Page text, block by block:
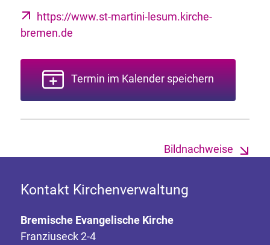
https://www.st-martini-lesum.kirche-
bremen.de
Termin im Kalender speichern
Bildnachweise
Kontakt Kirchenverwaltung
Bremische Evangelische Kirche
Franziuseck 2-4